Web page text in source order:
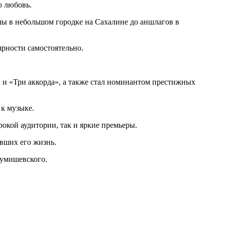
любовь.
в небольшом городке на Сахалине до аншлагов в
самостоятельно.
«Три аккорда», а также стал номинантом престижных
музыке.
аудитории, так и яркие премьеры.
его жизнь.